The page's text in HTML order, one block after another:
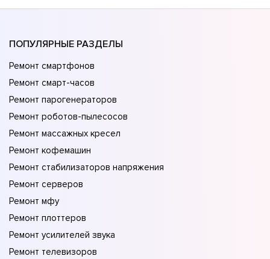
ПОПУЛЯРНЫЕ РАЗДЕЛЫ
Ремонт смартфонов
Ремонт смарт-часов
Ремонт парогенераторов
Ремонт роботов-пылесосов
Ремонт массажных кресел
Ремонт кофемашин
Ремонт стабилизаторов напряжения
Ремонт серверов
Ремонт мфу
Ремонт плоттеров
Ремонт усилителей звука
Ремонт телевизоров